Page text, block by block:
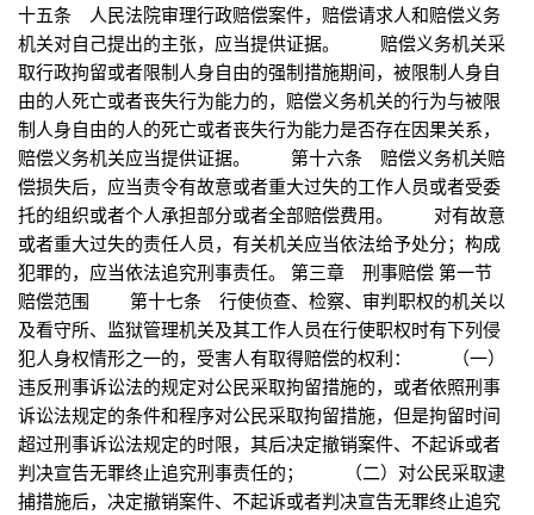
十五条 人民法院审理行政赔偿案件，赔偿请求人和赔偿义务
机关对自己提出的主张，应当提供证据。 赔偿义务机关采
取行政拘留或者限制人身自由的强制措施期间，被限制人身自
由的人死亡或者丧失行为能力的，赔偿义务机关的行为与被限
制人身自由的人的死亡或者丧失行为能力是否存在因果关系，
赔偿义务机关应当提供证据。 第十六条 赔偿义务机关赔
偿损失后，应当责令有故意或者重大过失的工作人员或者受委
托的组织或者个人承担部分或者全部赔偿费用。 对有故意
或者重大过失的责任人员，有关机关应当依法给予处分；构成
犯罪的，应当依法追究刑事责任。 第三章 刑事赔偿 第一节
赔偿范围 第十七条 行使侦查、检察、审判职权的机关以
及看守所、监狱管理机关及其工作人员在行使职权时有下列侵
犯人身权情形之一的，受害人有取得赔偿的权利： （一）
违反刑事诉讼法的规定对公民采取拘留措施的，或者依照刑事
诉讼法规定的条件和程序对公民采取拘留措施，但是拘留时间
超过刑事诉讼法规定的时限，其后决定撤销案件、不起诉或者
判决宣告无罪终止追究刑事责任的； （二）对公民采取逮
捕措施后，决定撤销案件、不起诉或者判决宣告无罪终止追究